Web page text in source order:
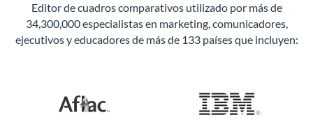
Editor de cuadros comparativos utilizado por más de
34,300,000 especialistas en marketing, comunicadores,
ejecutivos y educadores de más de 133 países que incluyen: